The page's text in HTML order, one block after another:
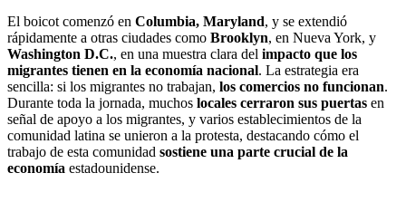
El boicot comenzó en Columbia, Maryland, y se extendió
rápidamente a otras ciudades como Brooklyn, en Nueva York, y
Washington D.C., en una muestra clara del impacto que los
migrantes tienen en la economía nacional. La estrategia era
sencilla: si los migrantes no trabajan, los comercios no funcionan.
Durante toda la jornada, muchos locales cerraron sus puertas en
señal de apoyo a los migrantes, y varios establecimientos de la
comunidad latina se unieron a la protesta, destacando cómo el
trabajo de esta comunidad sostiene una parte crucial de la
economía estadounidense.